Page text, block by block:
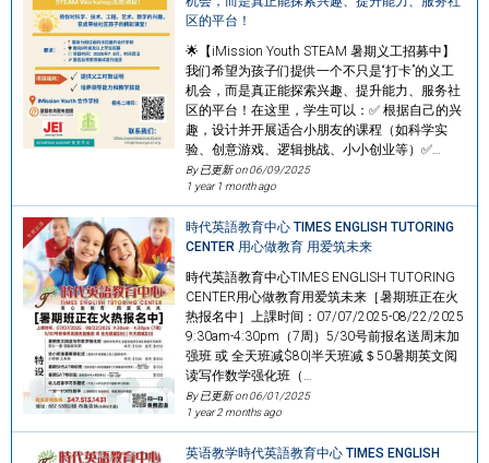
区的平台！
🌟【iMission Youth STEAM 暑期义工招募中】
我们希望为孩子们提供一个不只是“打卡”的义工
机会，而是真正能探索兴趣、提升能力、服务社
区的平台！在这里，学生可以：✅ 根据自己的兴
趣，设计并开展适合小朋友的课程（如科学实
验、创意游戏、逻辑挑战、小小创业等）✅…
By 已更新 on06/09/2025
1 year 1 month ago
時代英語教育中心 TIMES ENGLISH TUTORING
CENTER 用心做教育 用爱筑未来
時代英語教育中心TIMES ENGLISH TUTORING
CENTER用心做教育用爱筑未来［暑期班正在火
热报名中］上課时间：07/07/2025-08/22/2025
9:30am-4:30pm（7周）5/30号前报名送周末加
强班 或 全天班减$80|半天班减＄50暑期英文阅
读写作数学强化班（…
By 已更新 on06/01/2025
1 year 2 months ago
英语教学時代英語教育中心 TIMES ENGLISH